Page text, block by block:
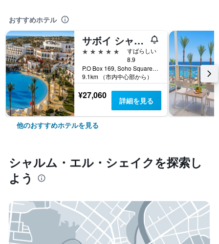
おすすめホテル
サボイ シャルム エル シェイク
5つ星
すばらしい
8.9
P.O Box 169, Soho Square, シャルム・エル・シェイク, エジプト
9.1km （市内中心部から）
¥27,060 詳細を見る
他のおすすめホテルを見る
シャルム・エル・シェイク​を探索し
よう